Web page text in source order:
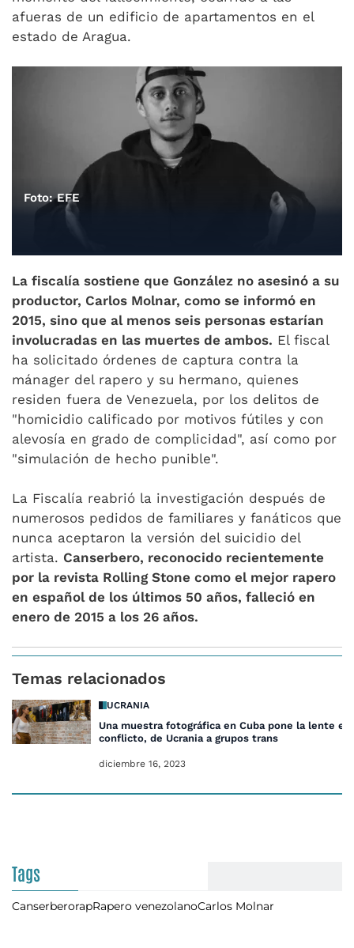
afueras de un edificio de apartamentos en el
estado de Aragua.
Foto: EFE
La fiscalía sostiene que González no asesinó a su
productor, Carlos Molnar, como se informó en
2015, sino que al menos seis personas estarían
involucradas en las muertes de ambos. El fiscal
ha solicitado órdenes de captura contra la
mánager del rapero y su hermano, quienes
residen fuera de Venezuela, por los delitos de
"homicidio calificado por motivos fútiles y con
alevosía en grado de complicidad", así como por
"simulación de hecho punible".
La Fiscalía reabrió la investigación después de
numerosos pedidos de familiares y fanáticos que
nunca aceptaron la versión del suicidio del
artista. Canserbero, reconocido recientemente
por la revista Rolling Stone como el mejor rapero
en español de los últimos 50 años, falleció en
enero de 2015 a los 26 años.
Temas relacionados
UCRANIA
Una muestra fotográfica en Cuba pone la lente en
conflicto, de Ucrania a grupos trans
diciembre 16, 2023
Tags
CanserberorapRapero venezolanoCarlos Molnar